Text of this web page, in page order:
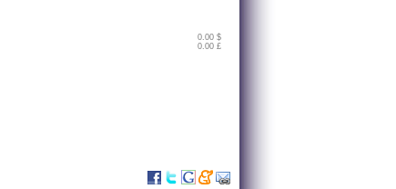
0.00 $
0.00 £